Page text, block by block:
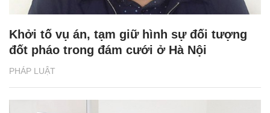
PHÁP LUẬT
Khởi tố vụ án, tạm giữ hình sự đối tượng
đốt pháo trong đám cưới ở Hà Nội